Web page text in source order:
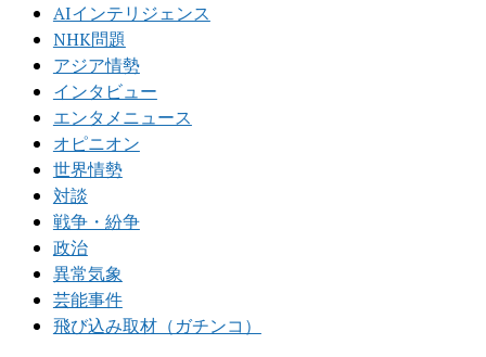
AIインテリジェンス
NHK問題
アジア情勢
インタビュー
エンタメニュース
オピニオン
世界情勢
対談
戦争・紛争
政治
異常気象
芸能事件
飛び込み取材（ガチンコ）